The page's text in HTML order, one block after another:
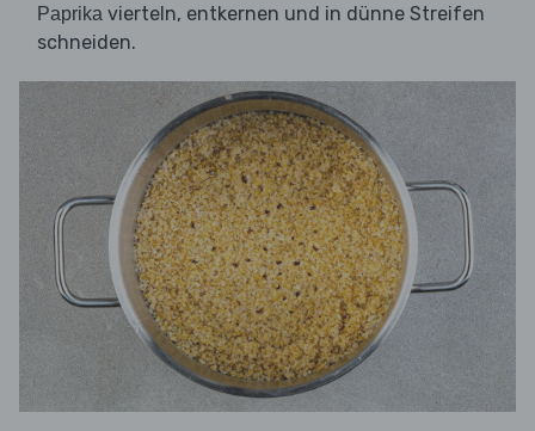
Paprika vierteln, entkernen und in dünne Streifen
schneiden.